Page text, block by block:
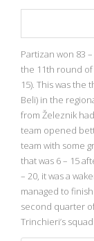
OTROS
NBA
MULTIMEDIA
Partizan won 83
the 11th round of
15). This was the
Beli) in the
from Železnik
team opened
team with some
that was 6 – 15
– 20, it was a
managed to
second quarter
Trinchieri’s